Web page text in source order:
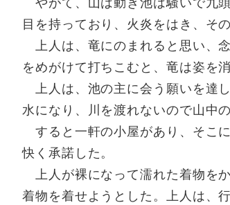
やがて、山は動き池は騒いで九
目を持っており、火炎をはき、そ
上人は、竜にのまれると思い、
をめがけて打ちこむと、竜は姿を
上人は、池の主に会う願いを達
水になり、川を渡れないので山中
すると一軒の小屋があり、そこ
快く承諾した。
上人が裸になって濡れた着物を
着物を着せようとした。上人は、